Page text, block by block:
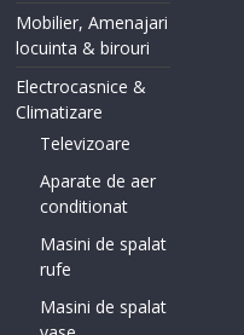
Mobilier, Amenajari
locuinta & birouri
Electrocasnice &
Climatizare
Televizoare
Aparate de aer
conditionat
Masini de spalat
rufe
Masini de spalat